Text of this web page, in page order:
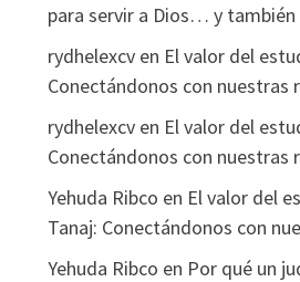
para servir a Dios… y también
rydhelexcven El valor del
Conectándonos con nuestras
rydhelexcven El valor del
Conectándonos con nuestras
Yehuda Ribco en El valor del
Tanaj: Conectándonos con
Yehuda Ribco en Por qué un